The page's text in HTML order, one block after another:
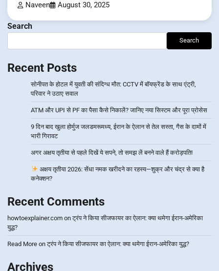
Naveen August 30, 2025
Search
Search
Recent Posts
सोनीपत के होटल में युवती की संदिग्ध मौत: CCTV में बॉयफ्रेंड के साथ एंट्री,
परिवार ने उठाए सवाल
ATM और UPI से PF का पैसा कैसे निकालें? जानिए नया सिस्टम और पूरा प्रोसेस
9 दिन बाद खुला होर्मुज जलडमरूमध्य, ईरान के ऐलान से तेल सस्ता, गैस के दामों में
भारी गिरावट
अगर अक्षय तृतीया से पहले दिखें ये सपने, तो समझ लें बनने वाले हैं करोड़पति!
अक्षय तृतीया 2026: सेंधा नमक खरीदने का रहस्य—शुक्र और चंद्र से क्या है
कनेक्शन?
Recent Comments
howtoexplainer.com onट्रंप ने किया सीजफायर का ऐलान: क्या थमेगा ईरान-अमेरिका
युद्ध?
Read More onट्रंप ने किया सीजफायर का ऐलान: क्या थमेगा ईरान-अमेरिका युद्ध?
Archives